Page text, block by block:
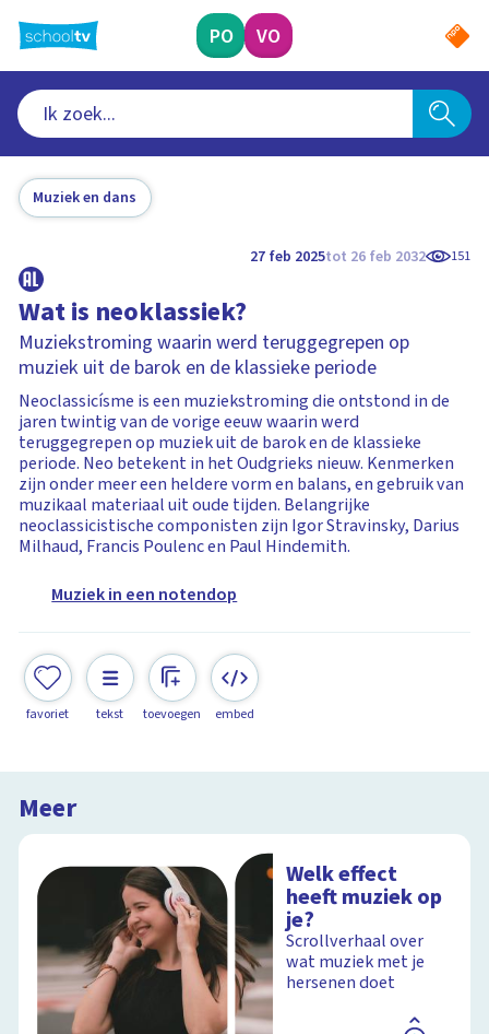
naar
hoofdinhoud
PO VO
Muziek en dans
27 feb 2025tot 26 feb 2032 151
Wat is neoklassiek?
Muziekstroming waarin werd teruggegrepen op
muziek uit de barok en de klassieke periode
Neoclassicísme is een muziekstroming die ontstond in de
jaren twintig van de vorige eeuw waarin werd
teruggegrepen op muziek uit de barok en de klassieke
periode. Neo betekent in het Oudgrieks nieuw. Kenmerken
zijn onder meer een heldere vorm en balans, en gebruik van
muzikaal materiaal uit oude tijden. Belangrijke
neoclassicistische componisten zijn Igor Stravinsky, Darius
Milhaud, Francis Poulenc en Paul Hindemith.
Muziek in een notendop
favoriet tekst toevoegen embed
Meer
Welk effect
heeft muziek op
je?
Scrollverhaal over
wat muziek met je
hersenen doet